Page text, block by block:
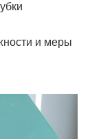
и меры